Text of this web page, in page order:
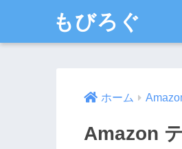
もびろぐ
ホーム
Amazon